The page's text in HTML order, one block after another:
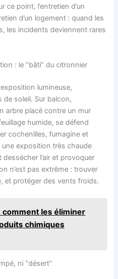
ce point, l’entretien d’un
d’un logement : quand les
les incidents deviennent rares
: le “bâti” du citronnier
lumineuse,
de soleil. Sur balcon,
arbre placé contre un mur
humide, se défend
cochenilles, fumagine et
une exposition très chaude
l’air et provoquer
n’est pas extrême : trouver
et protéger des vents froids.
les éliminer
chimiques
ni “désert”